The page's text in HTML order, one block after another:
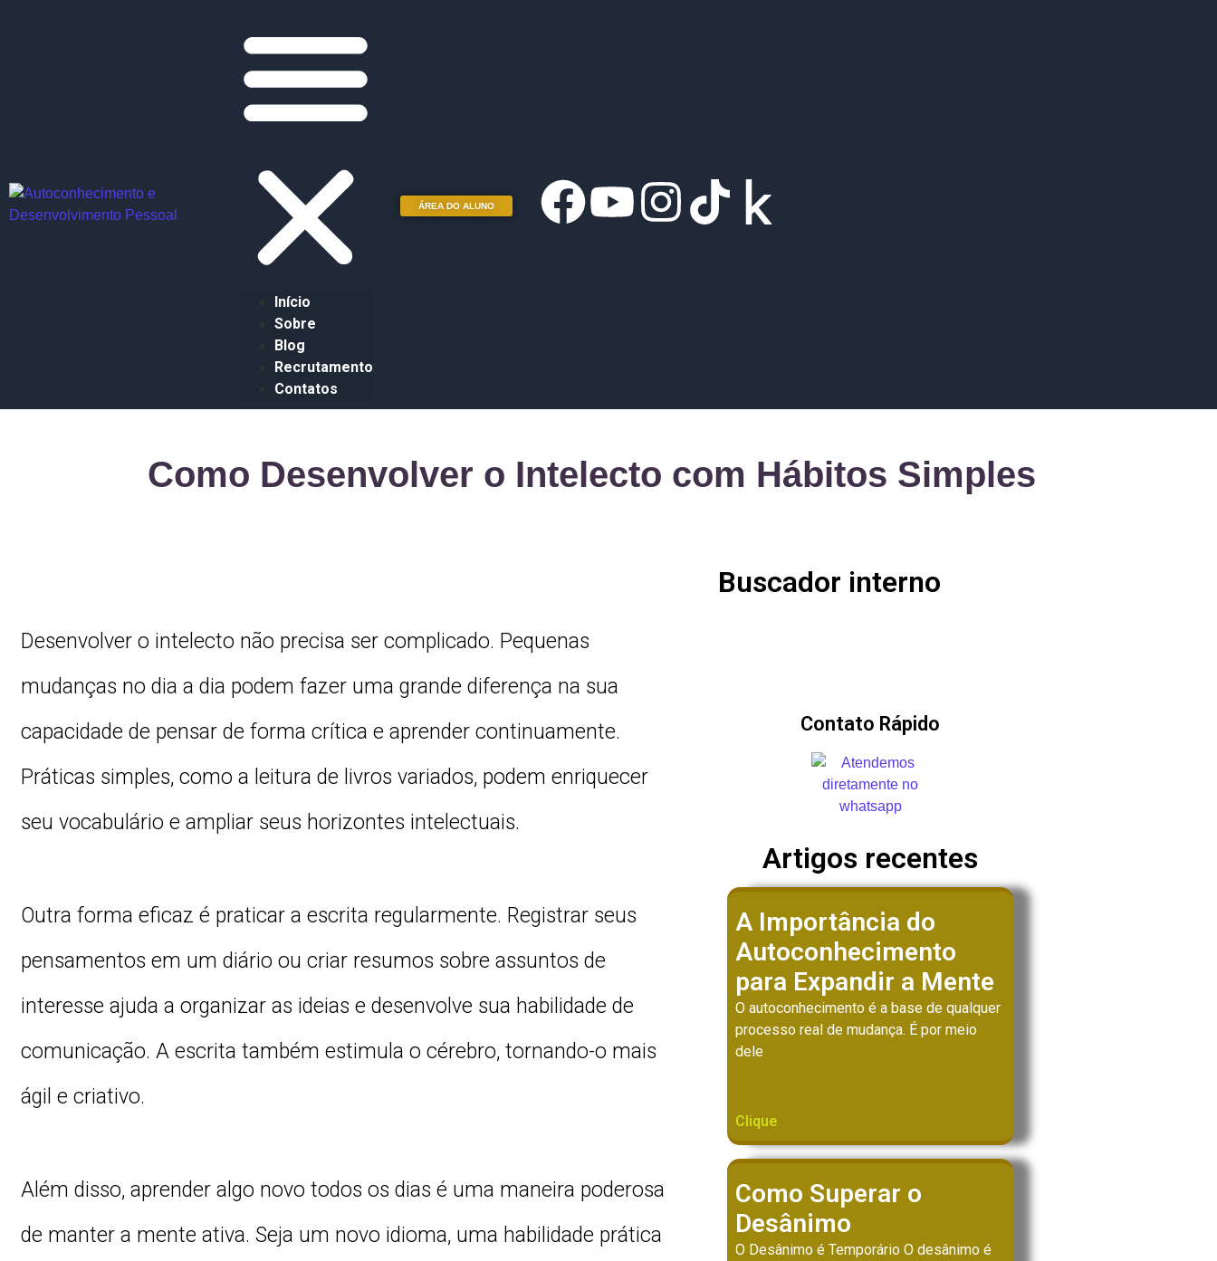
Início
Sobre
Blog
Recrutamento
Contatos
ÁREA DO ALUNO
Como Desenvolver o Intelecto com Hábitos Simples
Desenvolver o intelecto não precisa ser complicado. Pequenas
mudanças no dia a dia podem fazer uma grande diferença na sua
capacidade de pensar de forma crítica e aprender continuamente.
Práticas simples, como a leitura de livros variados, podem enriquecer
seu vocabulário e ampliar seus horizontes intelectuais.
Outra forma eficaz é praticar a escrita regularmente. Registrar seus
pensamentos em um diário ou criar resumos sobre assuntos de
interesse ajuda a organizar as ideias e desenvolve sua habilidade de
comunicação. A escrita também estimula o cérebro, tornando-o mais
ágil e criativo.
Além disso, aprender algo novo todos os dias é uma maneira poderosa
de manter a mente ativa. Seja um novo idioma, uma habilidade prática
Buscador interno
Contato Rápido
Artigos recentes
A Importância do
Autoconhecimento
para Expandir a Mente
O autoconhecimento é a base de qualquer
processo real de mudança. É por meio
dele
Clique
Como Superar o
Desânimo
O Desânimo é Temporário O desânimo é